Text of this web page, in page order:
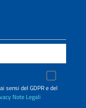
sensi del GDPR e del
Note Legali